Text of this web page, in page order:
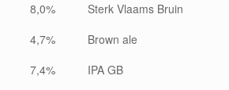
8,0%
Sterk Vlaams Bruin
4,7%
Brown ale
7,4%
IPA GB